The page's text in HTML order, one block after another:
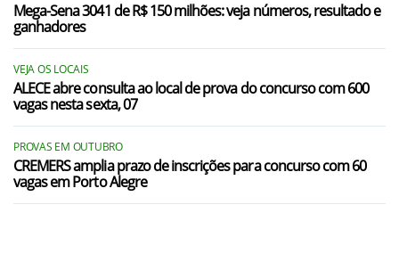
Mega-Sena 3041 de R$ 150 milhões: veja números, resultado e
ganhadores
VEJA OS LOCAIS
ALECE abre consulta ao local de prova do concurso com 600
vagas nesta sexta, 07
PROVAS EM OUTUBRO
CREMERS amplia prazo de inscrições para concurso com 60
vagas em Porto Alegre